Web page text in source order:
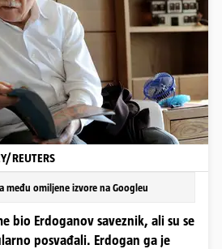
REUTERS
među omiljene izvore na Googleu
bio Erdoganov saveznik, ali su se
posvađali. Erdogan ga je